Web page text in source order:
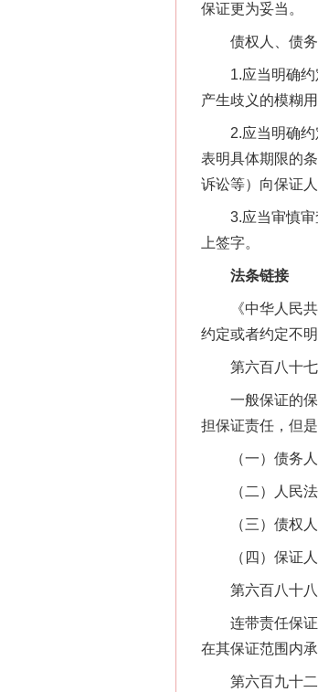
保证更为妥当。
债权人、债务
1.应当明确约定
产生歧义的模糊用
2.应当明确约定
表明具体期限的
诉讼等）向保证
3.应当审慎审查
上签字。
法条链接
《中华人民共
约定或者约定不
第六百八十七条
一般保证的保
担保证责任，但
（一）债务人
（二）人民法
（三）债权人
（四）保证人
第六百八十八
连带责任保证
在其保证范围内承
第六百九十二